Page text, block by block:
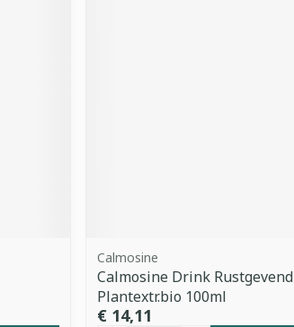
Calmosine
Calmosine Drink Rustgevend
Plantextr.bio 100ml
€ 14,11